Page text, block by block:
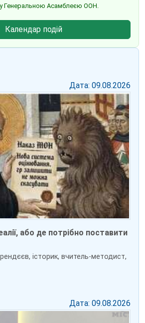
Генеральною Асамблеєю ООН.
Календар подій
Дата: 09.08.2026
або де потрібно поставити
історик, вчитель-методист,
Дата: 09.08.2026